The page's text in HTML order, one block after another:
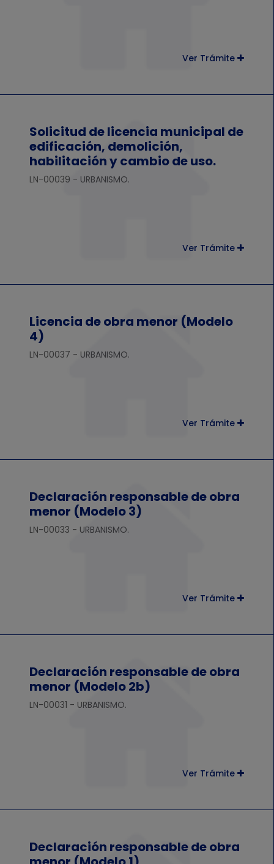
Ver Trámite
Solicitud de licencia municipal de
edificación, demolición,
habilitación y cambio de uso.
LN-00039 - URBANISMO.
Ver Trámite
Licencia de obra menor (Modelo
4)
LN-00037 - URBANISMO.
Ver Trámite
Declaración responsable de obra
menor (Modelo 3)
LN-00033 - URBANISMO.
Ver Trámite
Declaración responsable de obra
menor (Modelo 2b)
LN-00031 - URBANISMO.
Ver Trámite
Declaración responsable de obra